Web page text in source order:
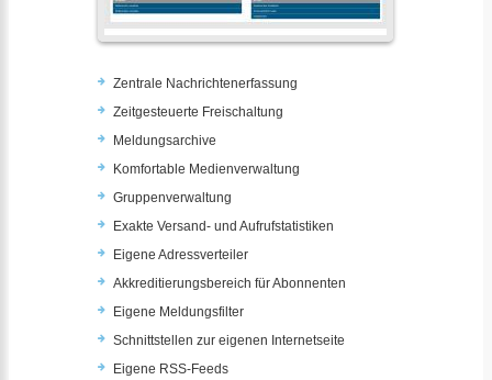
Zentrale Nachrichtenerfassung
Zeitgesteuerte Freischaltung
Meldungsarchive
Komfortable Medienverwaltung
Gruppenverwaltung
Exakte Versand- und Aufrufstatistiken
Eigene Adressverteiler
Akkreditierungsbereich für Abonnenten
Eigene Meldungsfilter
Schnittstellen zur eigenen Internetseite
Eigene RSS-Feeds